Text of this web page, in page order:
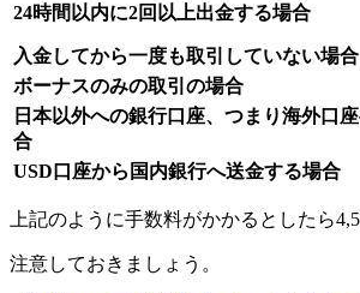
24時間以内に2回以上出金する場合
入金してから一度も取引していない場合
ボーナスのみの取引の場合
日本以外への銀行口座、つまり海外口
合
USD口座から国内銀行へ送金する場合
上記のように手数料がかかるとしたら
注意しておきましょう。